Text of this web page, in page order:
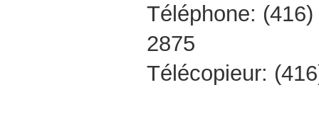
Téléphone:
2875
Télécopieur: